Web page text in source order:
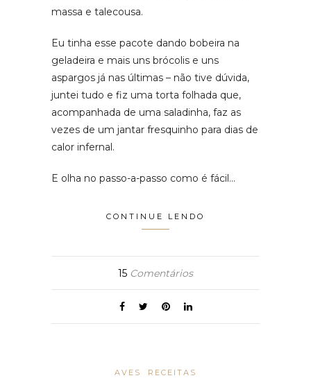
massa e talecousa.
Eu tinha esse pacote dando bobeira na
geladeira e mais uns brócolis e uns
aspargos já nas últimas – não tive dúvida,
juntei tudo e fiz uma torta folhada que,
acompanhada de uma saladinha, faz as
vezes de um jantar fresquinho para dias de
calor infernal.
E olha no passo-a-passo como é fácil…
CONTINUE LENDO
15 Comentários
AVES RECEITAS